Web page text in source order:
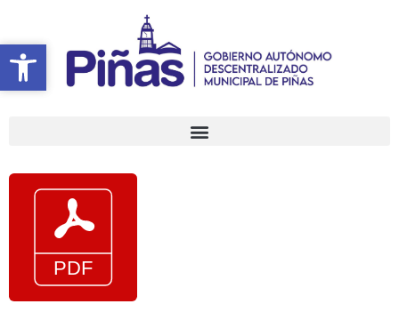
Abrir barra de herramientas
contenido
Abrir barra de herramientas